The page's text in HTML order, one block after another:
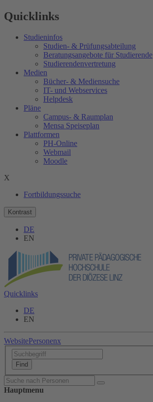
Quicklinks
Studieninfos
Studien- & Prüfungsabteilung
Beratungsangebote für Studierende
Studierendenvertretung
Medien
Bücher- & Mediensuche
IT- und Webservices
Helpdesk
Pläne
Campus- & Raumplan
Mensa Speiseplan
Plattformen
PH-Online
Webmail
Moodle
X
Fortbildungssuche
Kontrast
DE
EN
Quicklinks
DE
EN
WebsitePersonenx
Hauptmenu